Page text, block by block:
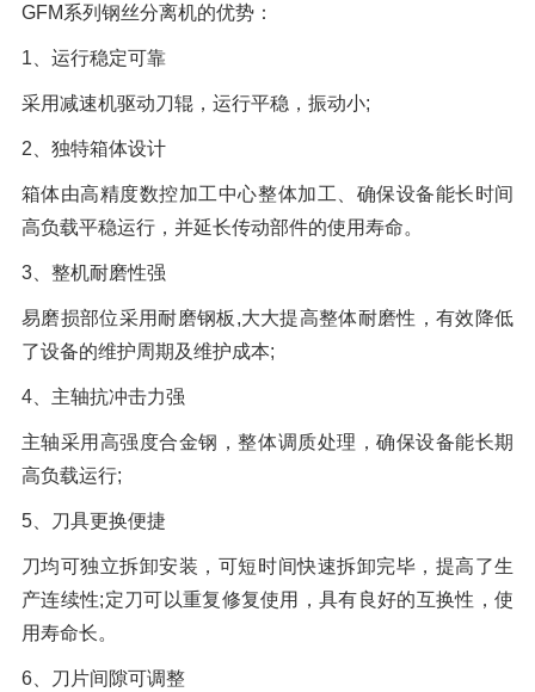
GFM系列钢丝分离机的优势：
1、运行稳定可靠
采用减速机驱动刀辊，运行平稳，振动小;
2、独特箱体设计
箱体由高精度数控加工中心整体加工、确保设备能长时间
高负载平稳运行，并延长传动部件的使用寿命。
3、整机耐磨性强
易磨损部位采用耐磨钢板,大大提高整体耐磨性，有效降低
了设备的维护周期及维护成本;
4、主轴抗冲击力强
主轴采用高强度合金钢，整体调质处理，确保设备能长期
高负载运行;
5、刀具更换便捷
刀均可独立拆卸安装，可短时间快速拆卸完毕，提高了生
产连续性;定刀可以重复修复使用，具有良好的互换性，使
用寿命长。
6、刀片间隙可调整